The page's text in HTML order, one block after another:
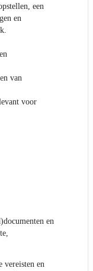
een
en
van
voor
en
vereisten en